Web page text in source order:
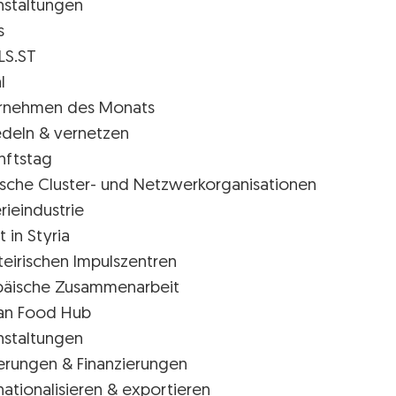
des Monats
& vernetzen
Cluster- und Netzwerkorganisationen
in Styria
Impulszentren
Zusammenarbeit
Food Hub
& Finanzierungen
& exportieren